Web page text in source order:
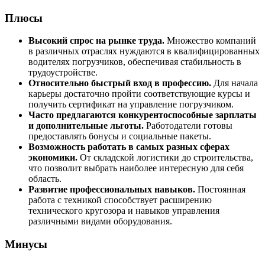
Плюсы
Высокий спрос на рынке труда. Множество компаний
в различных отраслях нуждаются в квалифицированных
водителях погрузчиков, обеспечивая стабильность в
трудоустройстве.
Относительно быстрый вход в профессию. Для начала
карьеры достаточно пройти соответствующие курсы и
получить сертификат на управление погрузчиком.
Часто предлагаются конкурентоспособные зарплаты
и дополнительные льготы. Работодатели готовы
предоставлять бонусы и социальные пакеты.
Возможность работать в самых разных сферах
экономики. От складской логистики до строительства,
что позволит выбрать наиболее интересную для себя
область.
Развитие профессиональных навыков. Постоянная
работа с техникой способствует расширению
технического кругозора и навыков управления
различными видами оборудования.
Минусы